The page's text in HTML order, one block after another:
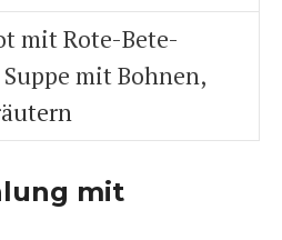
mit Rote-Bete-
mit Bohnen,
mit